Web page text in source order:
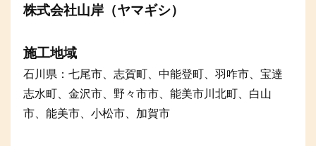
株式会社山岸（ヤマギシ）
施工地域
石川県：七尾市、志賀町、中能登町、羽咋市、宝達
志水町、金沢市、野々市市、能美市川北町、白山
市、能美市、小松市、加賀市